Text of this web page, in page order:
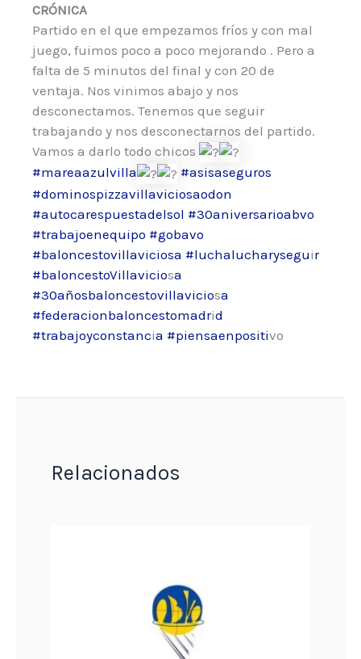
CRÓNICA
Partido en el que empezamos fríos y con mal
juego, fuimos poco a poco mejorando . Pero a
falta de 5 minutos del final y con 20 de
ventaja. Nos vinimos abajo y nos
desconectamos. Tenemos que seguir
trabajando y nos desconectarnos del partido.
Vamos a darlo todo chicos
#mareaazulvilla
#asisaseguros
#dominospizzavillaviciosaodon
#autocarespuestadelsol #30aniversarioabvo
#trabajoenequipo #gobavo
#baloncestovillaviciosa #luchalucharyseguir
#baloncestoVillaviciosa
#30añosbaloncestovillaviciosa
#federacionbaloncestomadrid
#trabajoyconstancia #piensaenpositivo
Relacionados